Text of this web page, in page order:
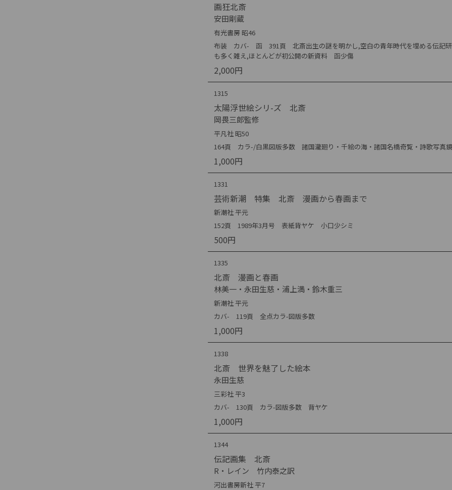
画狂北斎
安田剛蔵
有光書房 昭46
布装 カバ- 函 391頁 北斎出生の謎を明かし,空白の青年時代を埋める伝記
も多く雑え,ほとんどが初公開の新資料 函少傷
2,000円
1315
太陽浮世絵シリ-ズ 北斎
岡畏三郎監修
平凡社 昭50
164頁 カラ-/白黒図版多数 諸国瀧廻り・千絵の海・諸国名橋奇覧・詩歌写真
1,000円
1331
芸術新潮 特集 北斎 漫画から春画まで
新潮社 平元
152頁 1989年3月号 表紙背ヤケ 小口少シミ
500円
1335
北斎 漫画と春画
林美一・永田生慈・浦上満・鈴木重三
新潮社 平元
カバ- 119頁 全点カラ-図版多数
1,000円
1338
北斎 世界を魅了した絵本
永田生慈
三彩社 平3
カバ- 130頁 カラ-図版多数 背ヤケ
1,000円
1344
伝記画集 北斎
R・レイン 竹内泰之訳
河出書房新社 平7